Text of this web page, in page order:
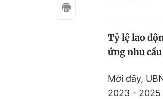
Tỷ lệ lao
ứng nhu
Mới đây,
2023 - 2025